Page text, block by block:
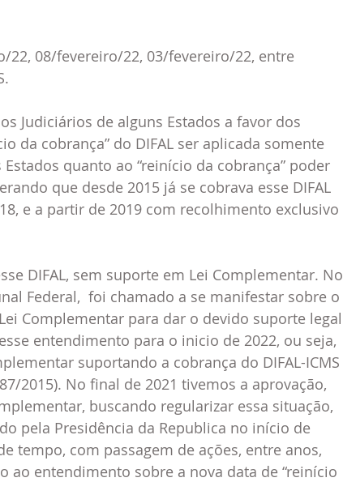
08/fevereiro/22, 03/fevereiro/22, entre
Judiciários de alguns Estados a favor dos
da cobrança” do DIFAL ser aplicada somente
quanto ao “reinício da cobrança” poder
que desde 2015 já se cobrava esse DIFAL
e a partir de 2019 com recolhimento exclusivo
DIFAL, sem suporte em Lei Complementar. No
Federal,  foi chamado a se manifestar sobre o
Complementar para dar o devido suporte legal
entendimento para o inicio de 2022, ou seja,
suportando a cobrança do DIFAL-ICMS
2015). No final de 2021 tivemos a aprovação,
buscando regularizar essa situação,
pela Presidência da Republica no início de
tempo, com passagem de ações, entre anos,
ao entendimento sobre a nova data de “reinício